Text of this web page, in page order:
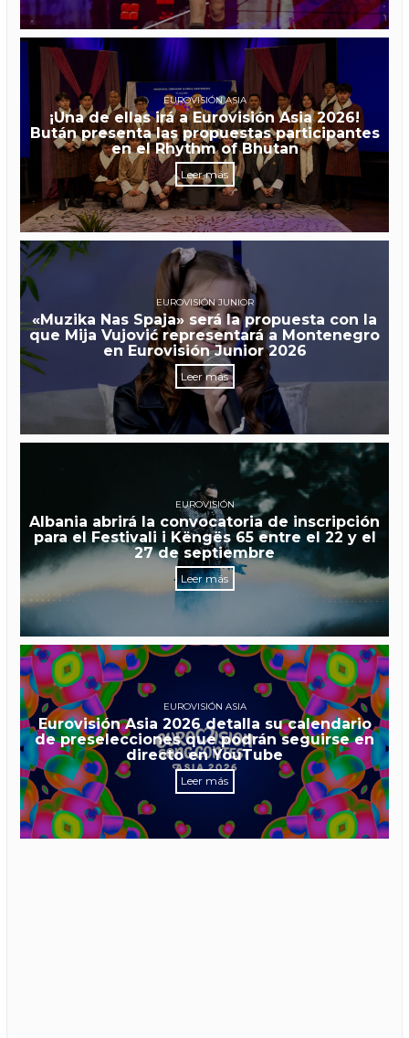
EUROVISIÓN ASIA
¡Una de ellas irá a Eurovisión Asia 2026!
Bután presenta las propuestas participantes
en el Rhythm of Bhutan
Leer más
EUROVISIÓN JUNIOR
«Muzika Nas Spaja» será la propuesta con la
que Mija Vujović representará a Montenegro
en Eurovisión Junior 2026
Leer más
EUROVISIÓN
Albania abrirá la convocatoria de inscripción
para el Festivali i Këngës 65 entre el 22 y el
27 de septiembre
Leer más
EUROVISIÓN ASIA
Eurovisión Asia 2026 detalla su calendario
de preselecciones que podrán seguirse en
directo en YouTube
Leer más